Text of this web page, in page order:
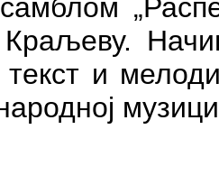
Краљеву.
текст и